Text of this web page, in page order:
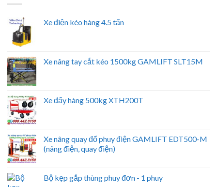
Xe điện kéo hàng 4.5 tấn
Xe nâng tay cắt kéo 1500kg GAMLIFT SLT15M
Xe đẩy hàng 500kg XTH200T
Xe nâng quay đổ phuy điện GAMLIFT EDT500-M
(nâng điện, quay điện)
Bộ kẹp gắp thùng phuy đơn - 1 phuy